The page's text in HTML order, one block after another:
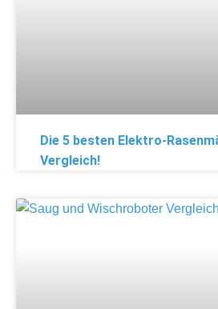
Die 5 besten Elektro-
Vergleich!